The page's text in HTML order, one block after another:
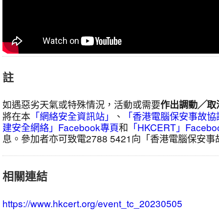
註
如遇惡劣天氣或特殊情況，活動或需要作出調動╱
將在本 「網絡安全資訊站」 、
「香港電腦保安事故
建安全網絡」Facebook專頁和 「HKCERT」
息。參加者亦可致電2788 5421向「香港電腦保安
相關連結
https://www.hkcert.org/event_tc_20230505